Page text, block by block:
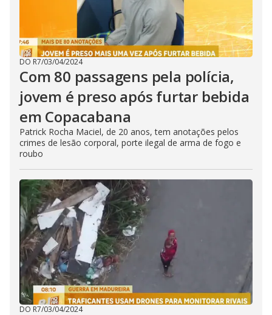
DO R7/03/04/2024
Com 80 passagens pela polícia,
jovem é preso após furtar bebida
em Copacabana
Patrick Rocha Maciel, de 20 anos, tem anotações pelos
crimes de lesão corporal, porte ilegal de arma de fogo e
roubo
DO R7/03/04/2024